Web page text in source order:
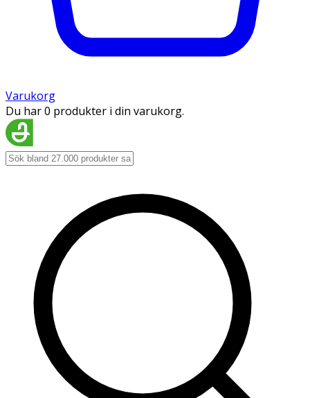
Varukorg
Du har 0 produkter i din varukorg.